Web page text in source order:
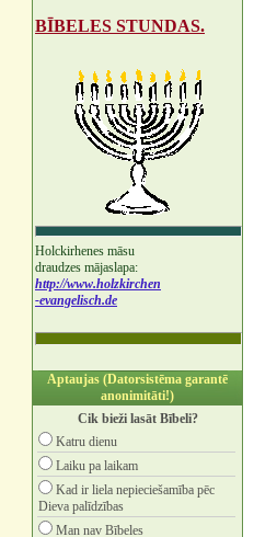
BĪBELES STUNDAS.
Holckirhenes māsu
draudzes mājaslapa:
http://www.holzkirchen
-evangelisch.de
Aptaujas (Datorsistēma garantē
anonimitāti!)
Cik bieži lasāt Bībeli?
Katru dienu
Laiku pa laikam
Kad ir liela nepieciešamība pēc
Dieva palīdzības
Man nav Bībeles